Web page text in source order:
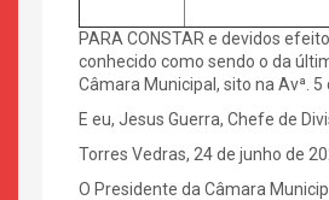
PARA CONSTAR e devidos
conhecido como sendo o da
Câmara Municipal, sito na Avª.
E eu, Jesus Guerra, Chefe de
Torres Vedras, 24 de junho de
O Presidente da Câmara